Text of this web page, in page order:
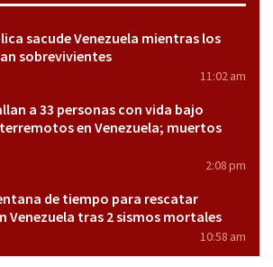
sacude Venezuela mientras los
sobrevivientes
11:02 am
a 33 personas con vida bajo
en Venezuela; muertos
2:08 pm
de tiempo para rescatar
Venezuela tras 2 sismos mortales
10:58 am